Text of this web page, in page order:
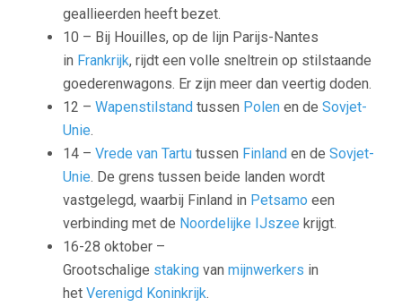
geallieerden heeft bezet.
10 – Bij Houilles, op de lijn Parijs-Nantes
in Frankrijk, rijdt een volle sneltrein op stilstaande
goederenwagons. Er zijn meer dan veertig doden.
12 – Wapenstilstand tussen Polen en de Sovjet-
Unie.
14 – Vrede van Tartu tussen Finland en de Sovjet-
Unie. De grens tussen beide landen wordt
vastgelegd, waarbij Finland in Petsamo een
verbinding met de Noordelijke IJszee krijgt.
16-28 oktober –
Grootschalige staking van mijnwerkers in
het Verenigd Koninkrijk.